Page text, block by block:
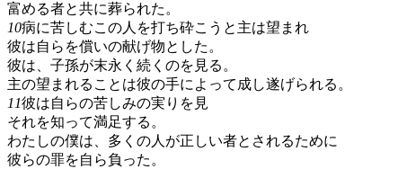
富める者と共に葬られた。
10病に苦しむこの人を打ち砕こうと主は望まれ
彼は自らを償いの献げ物とした。
彼は、子孫が末永く続くのを見る。
主の望まれることは彼の手によって成し遂げられる。
11彼は自らの苦しみの実りを見
それを知って満足する。
わたしの僕は、多くの人が正しい者とされるために
彼らの罪を自ら負った。